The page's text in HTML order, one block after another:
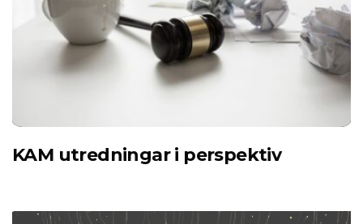
KAM utredningar i perspektiv